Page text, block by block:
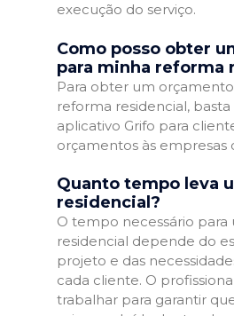
execução do serviço.
Como posso obter
para minha reforma
Para obter um
reforma residencial, basta
aplicativo Grifo para
orçamentos às empresas
Quanto tempo leva
residencial?
O tempo necessário para
residencial depende do
projeto e das
cada cliente. O
trabalhar para garantir